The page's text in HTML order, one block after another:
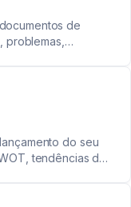
de
do seu
tendências de